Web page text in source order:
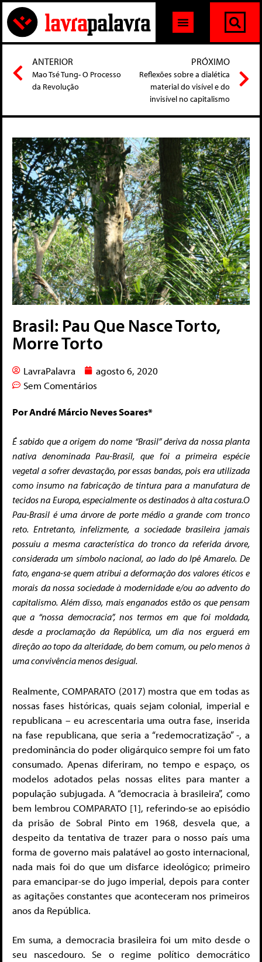
ANTERIOR
Mao Tsé Tung- O Processo
da Revolução
PRÓXIMO
Reflexões sobre a dialética
material do visível e do
invisível no capitalismo
Brasil: Pau Que Nasce Torto,
Morre Torto
LavraPalavra
agosto 6, 2020
Sem Comentários
Por André Márcio Neves Soares*
É sabido que a origem do nome “Brasil” deriva da nossa planta
nativa denominada Pau-Brasil, que foi a primeira espécie
vegetal a sofrer devastação, por essas bandas, pois era utilizada
como insumo na fabricação de tintura para a manufatura de
tecidos na Europa, especialmente os destinados à alta costura.O
Pau-Brasil é uma árvore de porte médio a grande com tronco
reto. Entretanto, infelizmente, a sociedade brasileira jamais
possuiu a mesma característica do tronco da referida árvore,
considerada um símbolo nacional, ao lado do Ipê Amarelo. De
fato, engana-se quem atribui a deformação dos valores éticos e
morais da nossa sociedade à modernidade e/ou ao advento do
capitalismo. Além disso, mais enganados estão os que pensam
que a “nossa democracia”, nos termos em que foi moldada,
desde a proclamação da República, um dia nos erguerá em
direção ao topo da alteridade, do bem comum, ou pelo menos à
uma convivência menos desigual.
Realmente, COMPARATO (2017) mostra que em todas as
nossas fases históricas, quais sejam colonial, imperial e
republicana – eu acrescentaria uma outra fase, inserida
na fase republicana, que seria a “redemocratização” -, a
predominância do poder oligárquico sempre foi um fato
consumado. Apenas diferiram, no tempo e espaço, os
modelos adotados pelas nossas elites para manter a
população subjugada. A “democracia à brasileira”, como
bem lembrou COMPARATO [1], referindo-se ao episódio
da prisão de Sobral Pinto em 1968, desvela que, a
despeito da tentativa de trazer para o nosso país uma
forma de governo mais palatável ao gosto internacional,
nada mais foi do que um disfarce ideológico; primeiro
para emancipar-se do jugo imperial, depois para conter
as agitações constantes que aconteceram nos primeiros
anos da República.
Em suma, a democracia brasileira foi um mito desde o
seu nascedouro. Se o regime político democrático